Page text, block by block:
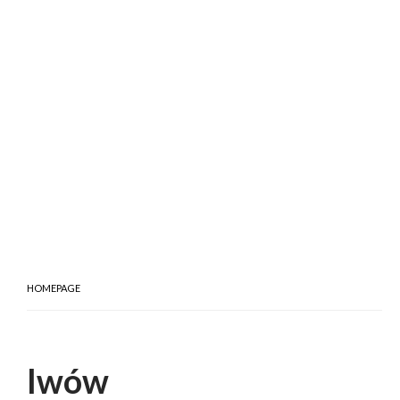
HOMEPAGE
lwów